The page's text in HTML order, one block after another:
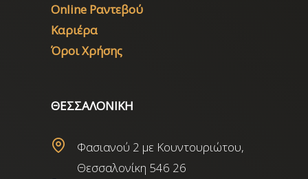
Online Ραντεβού
Καριέρα
Όροι Χρήσης
ΘΕΣΣΑΛΟΝΙΚΗ
Φασιανού 2 με Κουντουριώτου,
Θεσσαλονίκη 546 26